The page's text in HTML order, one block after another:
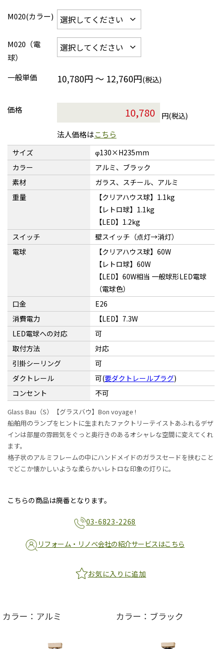
M020(カラー)
M020（電
球）
一般単価
10,780円 ～ 12,760円(税込)
価格
円(税込)
法人価格はこちら
サイズ
φ130×H235mm
カラー
アルミ、ブラック
素材
ガラス、スチール、アルミ
重量
【クリアハウス球】1.1kg
【レトロ球】1.1kg
【LED】1.2kg
スイッチ
壁スイッチ（点灯→消灯）
電球
【クリアハウス球】60W
【レトロ球】60W
【LED】60W相当 一般球形LED電球
（電球色）
口金
E26
消費電力
【LED】7.3W
LED電球への対応
可
取付方法
対応
引掛シーリング
可
ダクトレール
可(要ダクトレールプラグ)
コンセント
不可
Glass Bau（S）【グラスバウ】Bon voyage !
船舶用のランプをヒントに生まれたファクトリーテイストあふれるデザ
インは部屋の雰囲気をぐっと奥行きのあるオシャレな空間に変えてくれ
ます。
格子状のアルミフレームの中にハンドメイドのガラスセードを挟むこと
でどこか懐かしいような柔らかいレトロな印象の灯りに。
こちらの商品は廃番となります。
03-6823-2268
リフォーム・リノベ会社の紹介サービスはこちら
お気に入りに追加
カラー：アルミ カラー：ブラック